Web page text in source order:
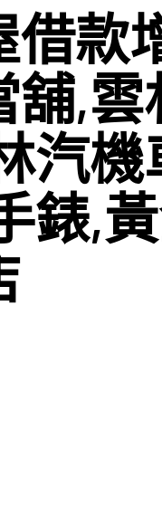
借款
舖,雲
汽機
錶,